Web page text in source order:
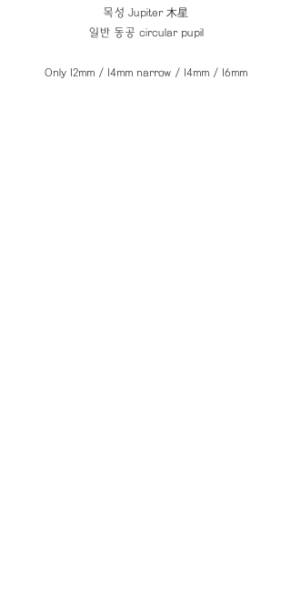
목성 Jupiter 木星
일반 동공 circular pupil
Only 12mm / 14mm narrow / 14mm / 16mm